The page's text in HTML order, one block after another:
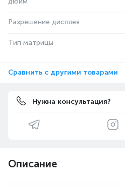
Разрешение дисплея
Тип матрицы
Сравнить с другими товарами
Нужна консультация?
Описание